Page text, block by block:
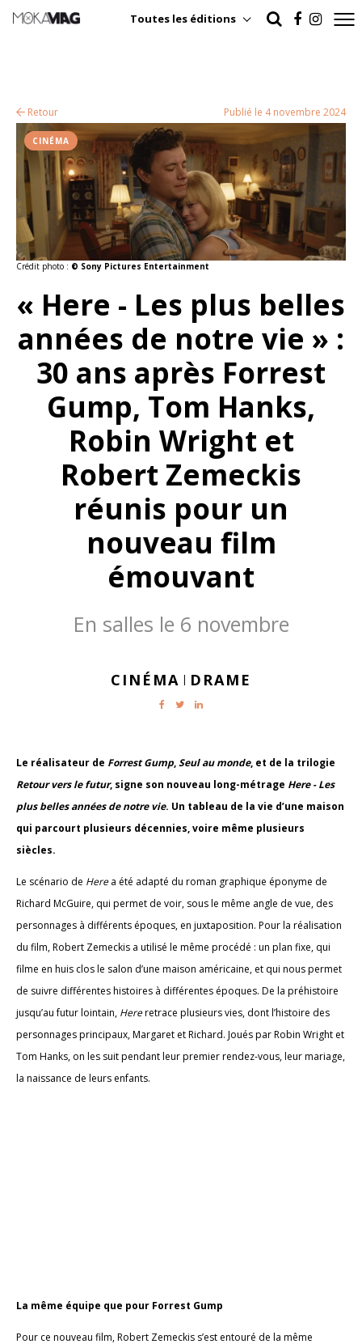
Toutes les éditions
Retour Publié le 4 novembre 2024
Crédit photo : © Sony Pictures Entertainment
CINÉMA
« Here - Les plus belles
années de notre vie » :
30 ans après Forrest
Gump, Tom Hanks,
Robin Wright et
Robert Zemeckis
réunis pour un
nouveau film
émouvant
En salles le 6 novembre
CINÉMA | DRAME
Le réalisateur de Forrest Gump,Seul au monde, et de la trilogie
Retour vers le futur, signe son nouveau long-métrage Here - Les
plus belles années de notre vie. Un tableau de la vie d’une maison
qui parcourt plusieurs décennies, voire même plusieurs
siècles.
Le scénario de Herea été adapté du roman graphique éponyme de
Richard McGuire, qui permet de voir, sous le même angle de vue, des
personnages à différents époques, en juxtaposition. Pour la réalisation
du film, Robert Zemeckis a utilisé le même procédé : un plan fixe, qui
filme en huis clos le salon d’une maison américaine, et qui nous permet
de suivre différentes histoires à différentes époques. De la préhistoire
jusqu’au futur lointain, Hereretrace plusieurs vies, dont l’histoire des
personnages principaux, Margaret et Richard. Joués par Robin Wright et
Tom Hanks, on les suit pendant leur premier rendez-vous, leur mariage,
la naissance de leurs enfants.
La même équipe que pour Forrest Gump
Pour ce nouveau film, Robert Zemeckis s’est entouré de la même